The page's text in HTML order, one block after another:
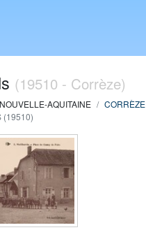
(19510 - Corrèze)
NOUVELLE-AQUITAINE
CORRÈZE
(19510)